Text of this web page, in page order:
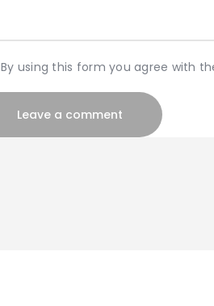
By using this form you agree with